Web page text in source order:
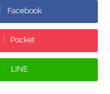
Facebook
Pocket
LINE